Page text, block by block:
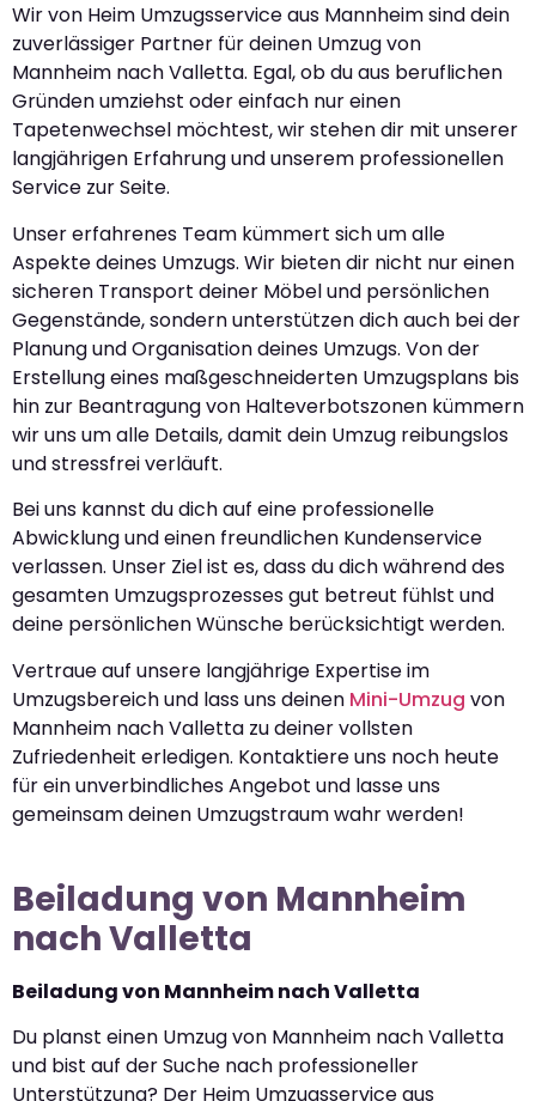
Wir von Heim Umzugsservice aus Mannheim sind dein
zuverlässiger Partner für deinen Umzug von
Mannheim nach Valletta. Egal, ob du aus beruflichen
Gründen umziehst oder einfach nur einen
Tapetenwechsel möchtest, wir stehen dir mit unserer
langjährigen Erfahrung und unserem professionellen
Service zur Seite.
Unser erfahrenes Team kümmert sich um alle
Aspekte deines Umzugs. Wir bieten dir nicht nur einen
sicheren Transport deiner Möbel und persönlichen
Gegenstände, sondern unterstützen dich auch bei der
Planung und Organisation deines Umzugs. Von der
Erstellung eines maßgeschneiderten Umzugsplans bis
hin zur Beantragung von Halteverbotszonen kümmern
wir uns um alle Details, damit dein Umzug reibungslos
und stressfrei verläuft.
Bei uns kannst du dich auf eine professionelle
Abwicklung und einen freundlichen Kundenservice
verlassen. Unser Ziel ist es, dass du dich während des
gesamten Umzugsprozesses gut betreut fühlst und
deine persönlichen Wünsche berücksichtigt werden.
Vertraue auf unsere langjährige Expertise im
Umzugsbereich und lass uns deinen Mini-Umzug von
Mannheim nach Valletta zu deiner vollsten
Zufriedenheit erledigen. Kontaktiere uns noch heute
für ein unverbindliches Angebot und lasse uns
gemeinsam deinen Umzugstraum wahr werden!
Beiladung von Mannheim
nach Valletta
Beiladung von Mannheim nach Valletta
Du planst einen Umzug von Mannheim nach Valletta
und bist auf der Suche nach professioneller
Unterstützung? Der Heim Umzugsservice aus